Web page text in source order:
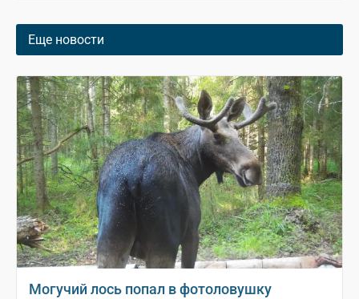
Еще новости
Могучий лось попал в фотоловушку